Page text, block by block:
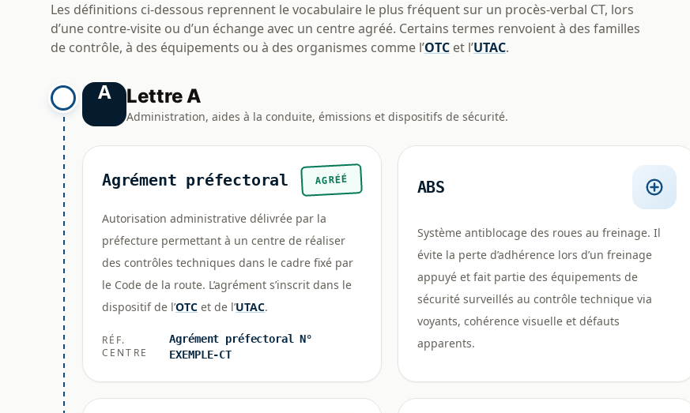
Les définitions ci-dessous reprennent le vocabulaire le plus fréquent sur un procès-verbal CT, lors
d’une contre-visite ou d’un échange avec un centre agréé. Certains termes renvoient à des familles
de contrôle, à des équipements ou à des organismes comme l’OTC et l’UTAC.
A Lettre A
Administration, aides à la conduite, émissions et dispositifs de sécurité.
Agrément préfectoral AGRÉÉ
Autorisation administrative délivrée par la
préfecture permettant à un centre de réaliser
des contrôles techniques dans le cadre fixé par
le Code de la route. L’agrément s’inscrit dans le
dispositif de l’OTC et de l’UTAC.
RÉF.
CENTRE
Agrément préfectoral N°
EXEMPLE-CT
ABS
Système antiblocage des roues au freinage. Il
évite la perte d’adhérence lors d’un freinage
appuyé et fait partie des équipements de
sécurité surveillés au contrôle technique via
voyants, cohérence visuelle et défauts
apparents.